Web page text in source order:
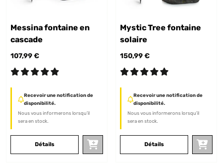
Messina fontaine en
cascade
107,99 €
Recevoir une notification de
disponibilité.
Nous vous informerons lorsqu’il
sera en stock.
Détails
Mystic Tree fontaine
solaire
150,99 €
Recevoir une notification de
disponibilité.
Nous vous informerons lorsqu’il
sera en stock.
Détails